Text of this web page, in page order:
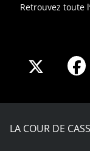
Retrouvez toute
Share
X
LA COUR DE